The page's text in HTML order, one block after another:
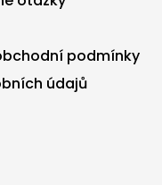
podmínky
údajů